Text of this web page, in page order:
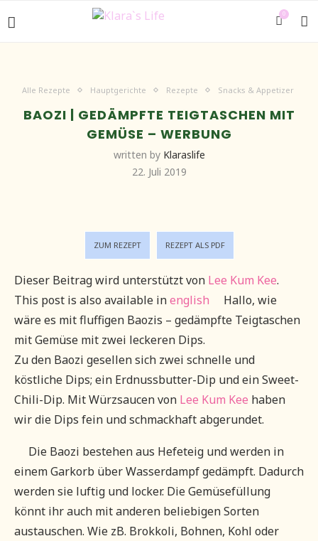
0
Alle Rezepte Hauptgerichte Rezepte Snacks & Appetizer
BAOZI | GEDÄMPFTE TEIGTASCHEN MIT
GEMÜSE – WERBUNG
written by Klaraslife
22. Juli 2019
ZUM REZEPT REZEPT ALS PDF
Dieser Beitrag wird unterstützt von Lee Kum Kee.
This post is also available inenglish
Hallo, wie
wäre es mit fluffigen Baozis – gedämpfte Teigtaschen
mit Gemüse mit zwei leckeren Dips.
Zu den Baozi gesellen sich zwei schnelle und
köstliche Dips; ein Erdnussbutter-Dip und ein Sweet-
Chili-Dip. Mit Würzsaucen von Lee Kum Kee haben
wir die Dips fein und schmackhaft abgerundet.
Die Baozi bestehen aus Hefeteig und werden in
einem Garkorb über Wasserdampf gedämpft. Dadurch
werden sie luftig und locker. Die Gemüsefüllung
könnt ihr auch mit anderen beliebigen Sorten
austauschen. Wie zB. Brokkoli, Bohnen, Kohl oder